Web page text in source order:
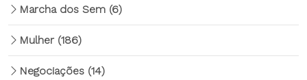
Marcha dos Sem (6)
Mulher (186)
Negociações (14)